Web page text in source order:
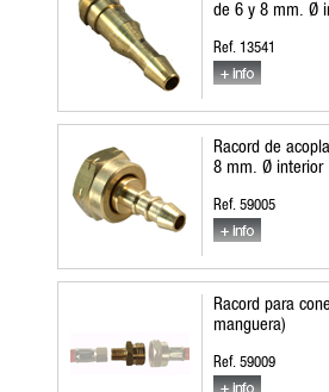
de 6 y 8 mm. Ø
Ref. 13541
Racord de
8 mm. Ø interior
Ref. 59005
Racord para
manguera)
Ref. 59009